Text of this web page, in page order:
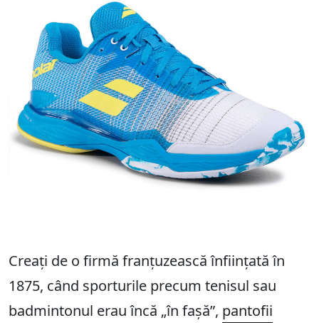
Creați de o firmă franțuzească înființată în
1875, când sporturile precum tenisul sau
badmintonul erau încă „în fașă”, pantofii